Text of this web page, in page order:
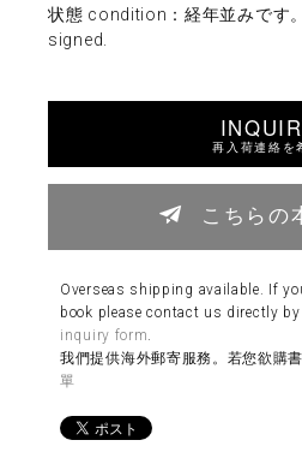
状態 condition：経年並みです
signed.
再入荷連絡を
こちらの
Overseas shipping available. If
book please contact us directly
inquiry form
我們提供海外郵寄服務。若您欲購
單